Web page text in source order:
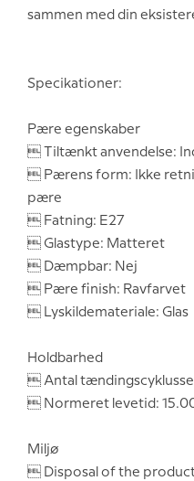
sammen med din
Specikationer:
Pære egenskaber
 Tiltænkt anvendelse:
 Pærens form: Ikke
pære
 Fatning: E27
 Glastype: Matteret
 Dæmpbar: Nej
 Pære finish: Ravfarvet
 Lyskildemateriale: Glas
Holdbarhed
 Antal
 Normeret levetid:
Miljø
 Disposal of the